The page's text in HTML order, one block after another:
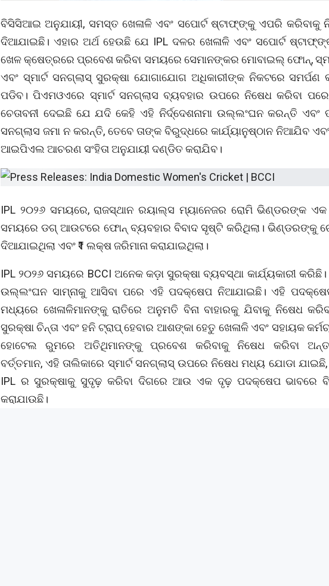
ବିସିସିଆଇ ଅନୁଯାୟୀ, ସମସ୍ତ ଖେଳାଳି ଏବଂ ସପୋର୍ଟ ଷ୍ଟାଫ୍‌ଙ୍କୁ ଏପରି କରିବାକୁ
ଦିଆଯାଇଛି। ଏହାର ଅର୍ଥ ହେଉଛି ଯେ IPL ଦଳର ଖେଳାଳି ଏବଂ ସପୋର୍ଟ
ଖେଳ କ୍ଷେତ୍ରରେ ପ୍ରବେଶ କରିବା ସମୟରେ ସେମାନଙ୍କର ମୋବାଇଲ୍ ଫୋନ୍,
ଏବଂ ସ୍ମାର୍ଟ ସନଗ୍ଲାସ୍ ସୁରକ୍ଷା ଯୋଗାଯୋଗ ଅଧିକାରୀଙ୍କ ନିକଟରେ ସମର୍ପଣ
ପଡିବ। ପିଏମଓଏରେ ସ୍ମାର୍ଟ ସନଗ୍ଲାସ ବ୍ୟବହାର ଉପରେ ନିଷେଧ କରିବା
ଚେତାବନୀ ଦେଇଛି ଯେ ଯଦି କେହି ଏହି ନିର୍ଦ୍ଦେଶନାମା ଉଲ୍ଲଂଘନ କରନ୍ତି ଏବଂ
ସନଗ୍ଲାସ ଜମା ନ କରନ୍ତି, ତେବେ ତାଙ୍କ ବିରୁଦ୍ଧରେ କାର୍ଯ୍ୟାନୁଷ୍ଠାନ ନିଆଯିବ
ଆଇପିଏଲ ଆଚରଣ ସଂହିତା ଅନୁଯାୟୀ ଦଣ୍ଡିତ କରାଯିବ।
IPL ୨୦୨୬ ସମୟରେ, ରାଜସ୍ଥାନ ରୟାଲ୍ସ ମ୍ୟାନେଜର ରୋମି ଭିଣ୍ଡରଙ୍କ ଏକ